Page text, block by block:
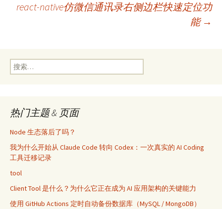
章
航
react-native仿微信通讯录右侧边栏快速定位功
能 →
搜
索：
热门主题 & 页面
Node 生态落后了吗？
我为什么开始从 Claude Code 转向 Codex：一次真实的 AI Coding
工具迁移记录
tool
Client Tool 是什么？为什么它正在成为 AI 应用架构的关键能力
使用 GitHub Actions 定时自动备份数据库（MySQL / MongoDB）